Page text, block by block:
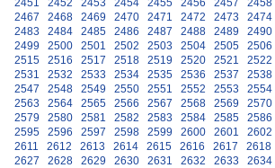
2451
2452 2453 2454 2455 2456 2457 2458
2467
2468 2469 2470 2471 2472 2473 2474
2483
2484 2485 2486 2487 2488 2489 2490
2499
2500 2501 2502 2503 2504 2505 2506
2515
2516 2517 2518 2519 2520 2521 2522
2531
2532 2533 2534 2535 2536 2537 2538
2547
2548 2549 2550 2551 2552 2553 2554
2563
2564 2565 2566 2567 2568 2569 2570
2579
2580 2581 2582 2583 2584 2585 2586
2595
2596 2597 2598 2599 2600 2601 2602
2611
2612 2613 2614 2615 2616 2617 2618
2627
2628 2629 2630 2631 2632 2633 2634